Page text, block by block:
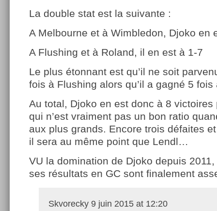
La double stat est la suivante :
A Melbourne et à Wimbledon, Djoko en
A Flushing et à Roland, il en est à 1-7
Le plus étonnant est qu’il ne soit
fois à Flushing alors qu’il a gagné 5
Au total, Djoko en est donc à 8
qui n’est vraiment pas un bon ratio
aux plus grands. Encore trois défaites
il sera au même point que Lendl…
VU la domination de Djoko depuis
ses résultats en GC sont finalement
Skvorecky 9 juin 2015 at 12:20